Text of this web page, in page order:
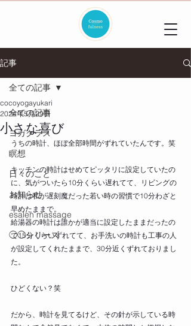
記事
全ての記事
ヨガクラス
瞑想
日々のこと
お知らせ
esalen massage
◯◯シリーズ
全ての記事
小さな喜び
cocoyogayukari
2024年5月29日
うちの時計、ほぼ全部時間がずれていたんです。笑
キッチンの時計はせめてピッタリに設定していたの
に、気がついたら10分くらい遅れてて、リビングの
時計は私が遅刻魔だった若い時の習慣で10分わざと
早めたままで。
給湯器の時計は誰かが適当に設定したままだったの
で15分くらいずれてて、お手洗いの時計も工事の人
が設定してくれたままで、30分近くずれておりまし
た。
ひどくない？笑
だから、時計を見てるけど、その針が示している時